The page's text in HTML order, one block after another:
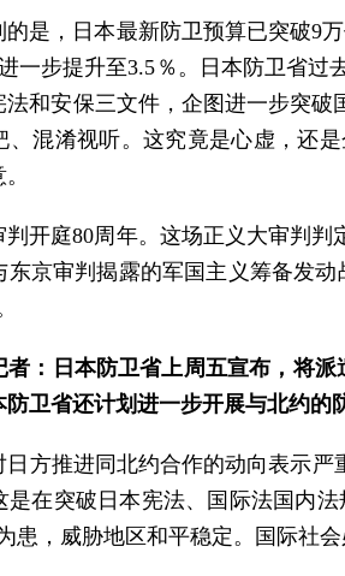
是，日本最新防卫预算已突破9
一步提升至3.5％。日本防卫省
法和安保三文件，企图进一步突
、混淆视听。这究竟是心虚，还
判开庭80周年。这场正义大审判
东京审判揭露的军国主义筹备发
者：日本防卫省上周五宣布，将
卫省还计划进一步开展与北约
日方推进同北约合作的动向表示
是在突破日本宪法、国际法国内
患，威胁地区和平稳定。国际社